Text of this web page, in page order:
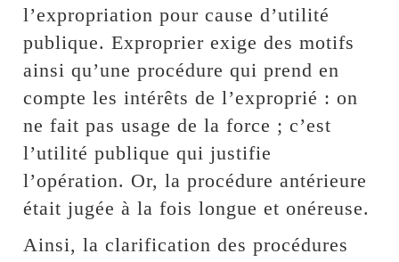
l’expropriation pour cause d’utilité
publique. Exproprier exige des motifs
ainsi qu’une procédure qui prend en
compte les intérêts de l’exproprié : on
ne fait pas usage de la force ; c’est
l’utilité publique qui justifie
l’opération. Or, la procédure antérieure
était jugée à la fois longue et onéreuse.
Ainsi, la clarification des procédures